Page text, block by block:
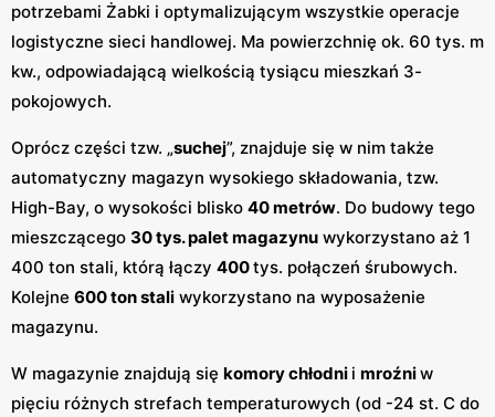
potrzebami Żabki i optymalizującym wszystkie operacje
logistyczne sieci handlowej. Ma powierzchnię ok. 60 tys. m
kw., odpowiadającą wielkością tysiącu mieszkań 3-
pokojowych.
Oprócz części tzw. „suchej”, znajduje się w nim także
automatyczny magazyn wysokiego składowania, tzw.
High-Bay, o wysokości blisko 40 metrów. Do budowy tego
mieszczącego 30 tys. palet magazynu wykorzystano aż 1
400 ton stali, którą łączy 400tys. połączeń śrubowych.
Kolejne 600 ton stali wykorzystano na wyposażenie
magazynu.
W magazynie znajdują się komory chłodni i mroźniw
pięciu różnych strefach temperaturowych (od -24 st. C do